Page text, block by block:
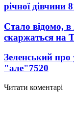
річної дівчини
Стало відомо, в
скаржаться на
Зеленський про
"але"7520
Читати коментарі